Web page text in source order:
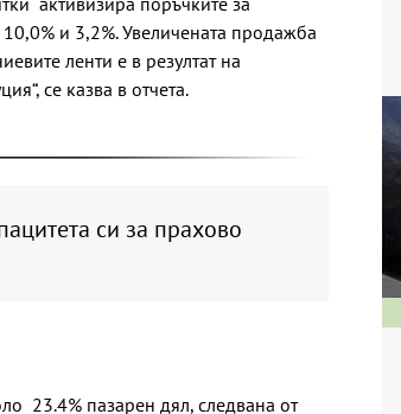
и 3,2%. Увеличената продажба
ленти е в резултат на
се казва в отчета.
си за прахово
23.4% пазарен дял, следвана от